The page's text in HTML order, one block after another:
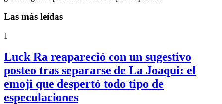
Las más leídas
1
Luck Ra reapareció con un sugestivo
posteo tras separarse de La Joaqui: el
emoji que despertó todo tipo de
especulaciones